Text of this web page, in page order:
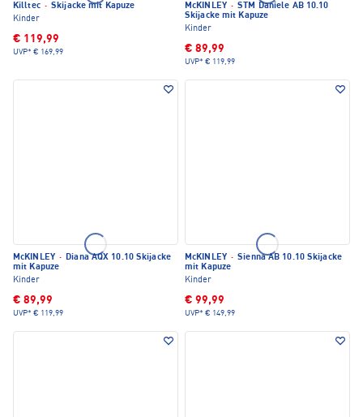
Killtec · Skijacke mit Kapuze
Kinder
€ 119,99
UVP* € 169,99
McKINLEY · STM Daniele AB 10.10
Skijacke mit Kapuze
Kinder
€ 89,99
UVP* € 119,99
McKINLEY · Diana AQX 10.10 Skijacke
mit Kapuze
Kinder
€ 89,99
UVP* € 119,99
McKINLEY · Sienna AB 10.10 Skijacke
mit Kapuze
Kinder
€ 99,99
UVP* € 149,99